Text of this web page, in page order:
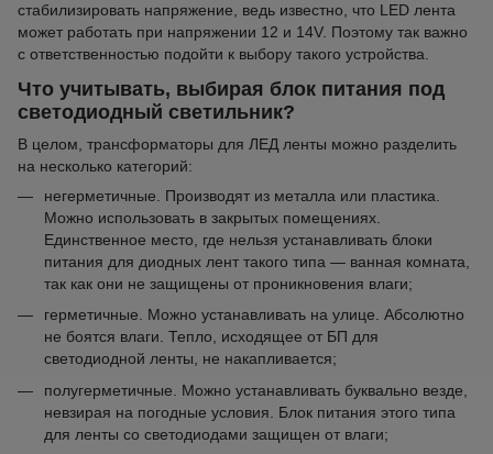
стабилизировать напряжение, ведь известно, что LED лента
может работать при напряжении 12 и 14V. Поэтому так важно
с ответственностью подойти к выбору такого устройства.
Что учитывать, выбирая блок питания под
светодиодный светильник?
В целом, трансформаторы для ЛЕД ленты можно разделить
на несколько категорий:
негерметичные. Производят из металла или пластика.
Можно использовать в закрытых помещениях.
Единственное место, где нельзя устанавливать блоки
питания для диодных лент такого типа — ванная комната,
так как они не защищены от проникновения влаги;
герметичные. Можно устанавливать на улице. Абсолютно
не боятся влаги. Тепло, исходящее от БП для
светодиодной ленты, не накапливается;
полугерметичные. Можно устанавливать буквально везде,
невзирая на погодные условия. Блок питания этого типа
для ленты со светодиодами защищен от влаги;